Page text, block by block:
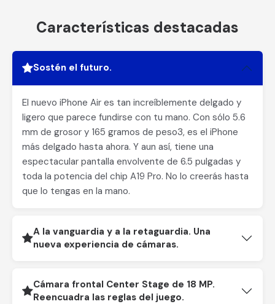
Características destacadas
Sostén el futuro.
El nuevo iPhone Air es tan increíblemente delgado y
ligero que parece fundirse con tu mano. Con sólo 5.6
mm de grosor y 165 gramos de peso3, es el iPhone
más delgado hasta ahora. Y aun así, tiene una
espectacular pantalla envolvente de 6.5 pulgadas y
toda la potencia del chip A19 Pro. No lo creerás hasta
que lo tengas en la mano.
A la vanguardia y a la retaguardia. Una
nueva experiencia de cámaras.
Cámara frontal Center Stage de 18 MP.
Reencuadra las reglas del juego.